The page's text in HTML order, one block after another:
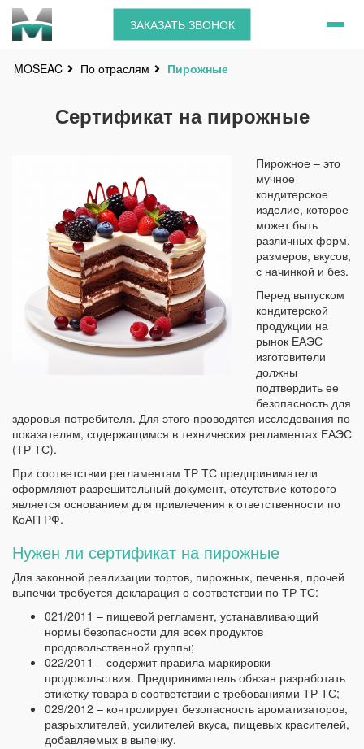
ЗАКАЗАТЬ ЗВОНОК
MOSEAC По отраслям Пирожные
Сертификат на пирожные
Пирожное – это
мучное
кондитерское
изделие, которое
может быть
различных форм,
размеров, вкусов,
с начинкой и без.
Перед выпуском
кондитерской
продукции на
рынок ЕАЭС
изготовители
должны
подтвердить ее
безопасность для
здоровья потребителя. Для этого проводятся исследования по
показателям, содержащимся в технических регламентах ЕАЭС
(ТР ТС).
При соответствии регламентам ТР ТС предприниматели
оформляют разрешительный документ, отсутствие которого
является основанием для привлечения к ответственности по
КоАП РФ.
Нужен ли сертификат на пирожные
Для законной реализации тортов, пирожных, печенья, прочей
выпечки требуется декларация о соответствии по ТР ТС:
021/2011 – пищевой регламент, устанавливающий
нормы безопасности для всех продуктов
продовольственной группы;
022/2011 – содержит правила маркировки
продовольствия. Предприниматель обязан разработать
этикетку товара в соответствии с требованиями ТР ТС;
029/2012 – контролирует безопасность ароматизаторов,
разрыхлителей, усилителей вкуса, пищевых красителей,
добавляемых в выпечку.